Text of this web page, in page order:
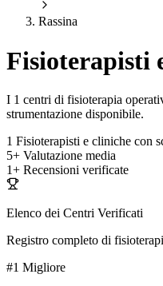
Rassina
Fisioterapisti
I 1 centri di fisioterapia
strumentazione disponibile.
1 Fisioterapisti e cliniche con
5+ Valutazione media
1+ Recensioni verificate
Elenco dei Centri Verificati
Registro completo di
#1 Migliore